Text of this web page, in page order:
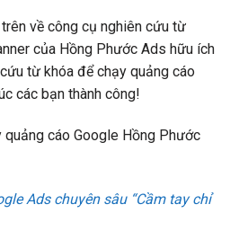
về công cụ nghiên cứu từ
của Hồng Phước Ads hữu ích
từ khóa để chạy quảng cáo
các bạn thành công!
quảng cáo Google Hồng Phước
Ads chuyên sâu “Cầm tay chỉ